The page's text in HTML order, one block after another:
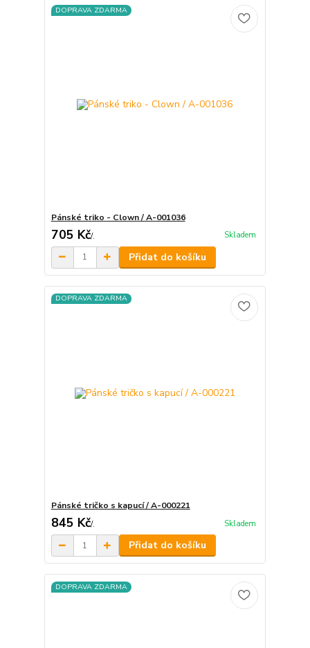
DOPRAVA ZDARMA
Pánské triko - Clown / A-001036
705 Kč/. Skladem
Přidat do košíku
DOPRAVA ZDARMA
Pánské tričko s kapucí / A-000221
845 Kč/. Skladem
Přidat do košíku
DOPRAVA ZDARMA